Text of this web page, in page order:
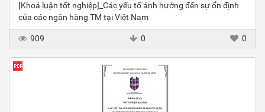
[Khoá luận tốt nghiệp]_Các yếu tố ảnh hưởng đến sự ổn định
của các ngân hàng TM tại Việt Nam
909 0 0